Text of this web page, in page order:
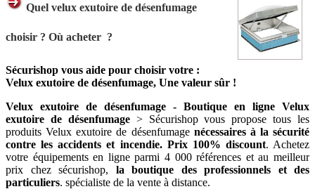
Quel velux exutoire de désenfumage
choisir ? Où acheter ?
Sécurishop vous aide pour choisir votre :
Velux exutoire de désenfumage, Une valeur sûr !
Velux exutoire de désenfumage - Boutique en ligne Velux
exutoire de désenfumage> Sécurishop vous propose tous les
produits Velux exutoire de désenfumage nécessaires à la sécurité
contre les accidents et incendie. Prix 100% discount. Achetez
votre équipements en ligne parmi 4 000 références et au meilleur
prix chez sécurishop, la boutique des professionnels et des
particuliers. spécialiste de la vente à distance.